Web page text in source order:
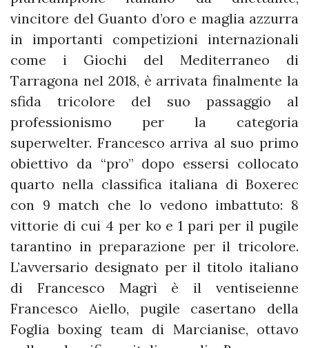
vincitore del Guanto d’oro e maglia azzurra
in importanti competizioni internazionali
come i Giochi del Mediterraneo di
Tarragona nel 2018, è arrivata finalmente la
sfida tricolore del suo passaggio al
professionismo per la categoria
superwelter. Francesco arriva al suo primo
obiettivo da “pro” dopo essersi collocato
quarto nella classifica italiana di Boxerec
con 9 match che lo vedono imbattuto: 8
vittorie di cui 4 per ko e 1 pari per il pugile
tarantino in preparazione per il tricolore.
L’avversario designato per il titolo italiano
di Francesco Magrì è il ventiseienne
Francesco Aiello, pugile casertano della
Foglia boxing team di Marcianise, ottavo